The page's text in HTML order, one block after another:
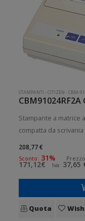
STAMPANTI -CITIZEN -CBM-
Stampante a matrice a
compatta da
colonne Supporto di stampa: Ricevute Connettivit: Seriale RS-
232 (D
208,77 €
Sconto: 31%
171,12€ Iva: 37,65
Quota